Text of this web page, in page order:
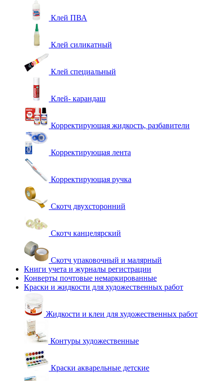
Клей ПВА
Клей силикатный
Клей специальный
Клей- карандаш
Корректирующая жидкость, разбавители
Корректирующая лента
Корректирующая ручка
Скотч двухсторонний
Скотч канцелярский
Скотч упаковочный и малярный
Книги учета и журналы регистрации
Конверты почтовые немаркированные
Краски и жидкости для художественных работ
Жидкости и клеи для художественных работ
Контуры художественные
Краски акварельные детские